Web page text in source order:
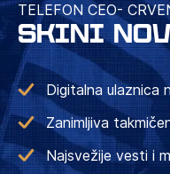
TELEFON CEO-
SKINI
Digitalna ulaznica
Zanimljiva
Najsvežije vesti i